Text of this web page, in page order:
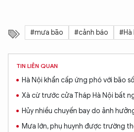
#mưa bão #cảnh báo #Hà
TIN LIÊN QUAN
Hà Nội khẩn cấp ứng phó với bão
Xà cừ trước cửa Tháp Hà Nội bất
Hủy nhiều chuyến bay do ảnh
Mưa lớn, phụ huynh được trường